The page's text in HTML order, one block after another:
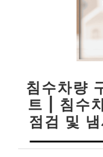
침수차량
트 | 침수
점검 및